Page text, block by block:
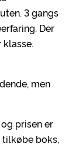
3 gangs
Der
men
prisen er
tilkøbe boks,